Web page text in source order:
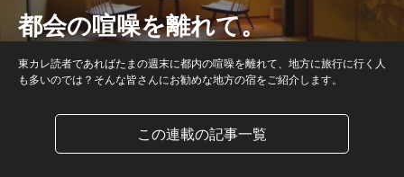
都会の喧噪を離れて。
東カレ読者であればたまの週末に都内の喧噪を離れて、地方に旅行に行く人
も多いのでは？そんな皆さんにお勧めな地方の宿をご紹介します。
この連載の記事一覧